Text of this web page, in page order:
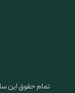
تمام حقوق این